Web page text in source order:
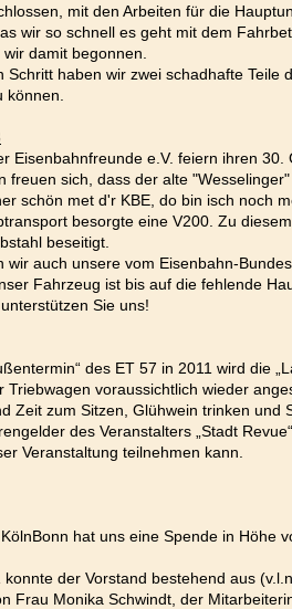
mit den Arbeiten für die
wir so schnell es geht mit dem
damit begonnen.
Schritt haben wir zwei schadhafte
können.
Eisenbahnfreunde e.V. feiern ihren
freuen sich, dass der alte
schön met d'r KBE, do bin isch noch
besorgte eine V200. Zu
beseitigt.
wir auch unsere vom Eisenbahn-
Fahrzeug ist bis auf die fehlende
Sie uns!
des ET 57 in 2011 wird die
Triebwagen voraussichtlich wieder
Zeit zum Sitzen, Glühwein trinken und
des Veranstalters „Stadt
Veranstaltung teilnehmen kann.
hat uns eine Spende in Höhe
konnte der Vorstand bestehend aus
Frau Monika Schwindt, der